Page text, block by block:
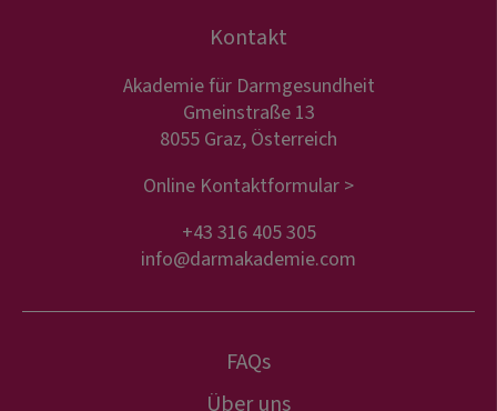
Kontakt
Akademie für Darmgesundheit
Gmeinstraße 13
8055 Graz, Österreich
Online Kontaktformular >
+43 316 405 305
info@darmakademie.com
FAQs
Über uns